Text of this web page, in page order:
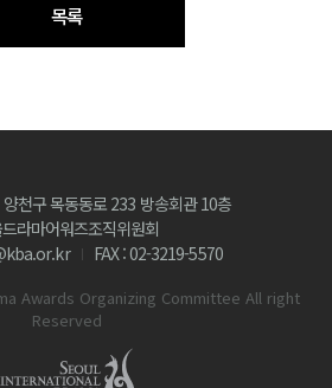
목록
천구 목동동로 233 방송회관 10층
라마어워즈조직위원회
FAX : 02-3219-5570
Awards Organizing Committee All right
Reserved